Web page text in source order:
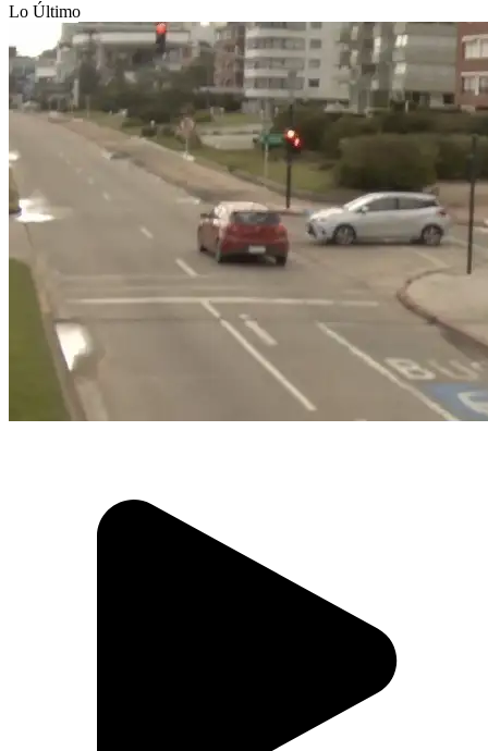
Lo Último